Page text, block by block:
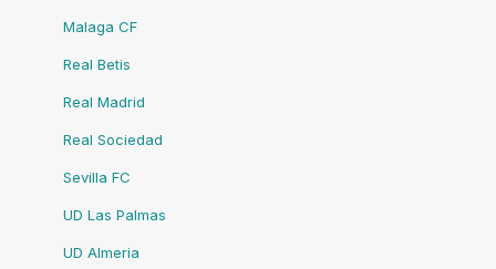
Malaga CF
Real Betis
Real Madrid
Real Sociedad
Sevilla FC
UD Las Palmas
UD Almeria